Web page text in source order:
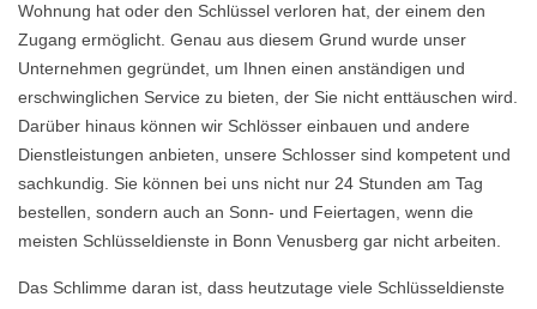
Wohnung hat oder den Schlüssel verloren hat, der einem den
Zugang ermöglicht. Genau aus diesem Grund wurde unser
Unternehmen gegründet, um Ihnen einen anständigen und
erschwinglichen Service zu bieten, der Sie nicht enttäuschen wird.
Darüber hinaus können wir Schlösser einbauen und andere
Dienstleistungen anbieten, unsere Schlosser sind kompetent und
sachkundig. Sie können bei uns nicht nur 24 Stunden am Tag
bestellen, sondern auch an Sonn- und Feiertagen, wenn die
meisten Schlüsseldienste in Bonn Venusberg gar nicht arbeiten.
Das Schlimme daran ist, dass heutzutage viele Schlüsseldienste